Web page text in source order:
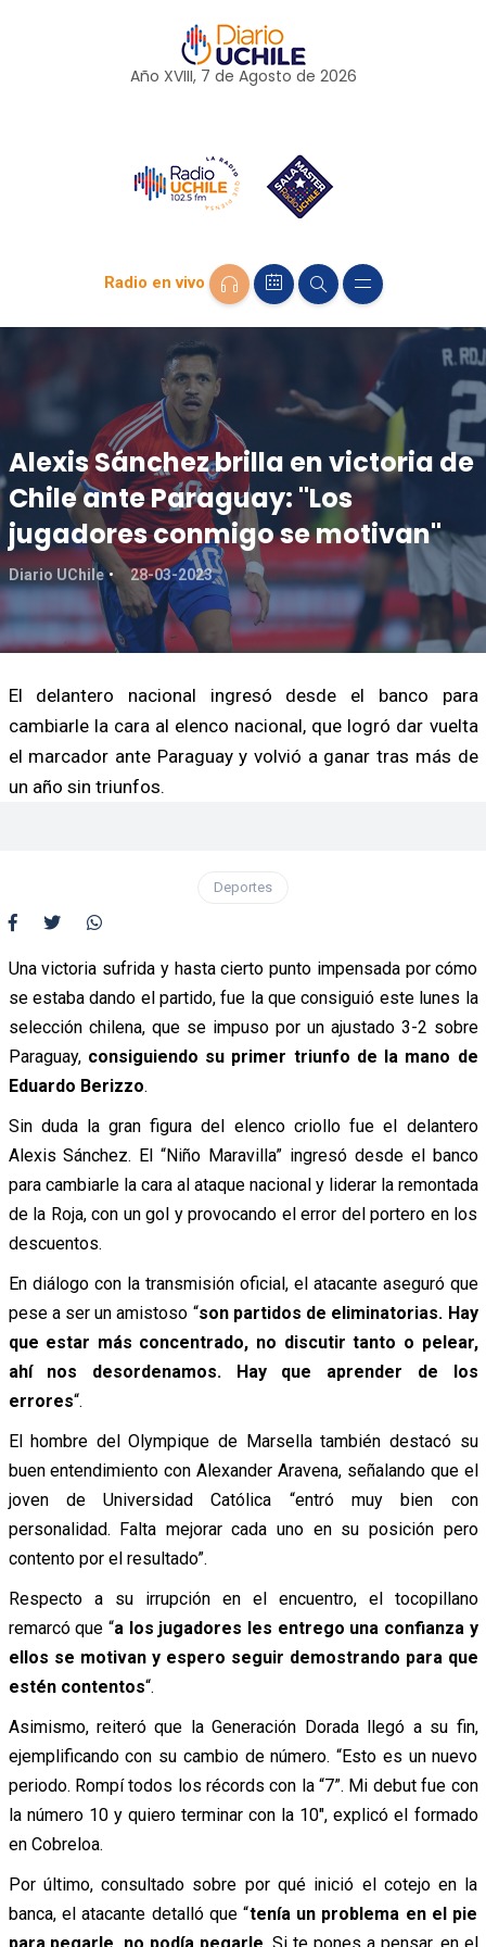
Año XVIII, 7 de Agosto de 2026
Radio en vivo
Alexis Sánchez brilla en victoria de
Chile ante Paraguay: "Los
jugadores conmigo se motivan"
Diario UChile 28-03-2023
El delantero nacional ingresó desde el banco para
cambiarle la cara al elenco nacional, que logró dar vuelta
el marcador ante Paraguay y volvió a ganar tras más de
un año sin triunfos.
Deportes
Una victoria sufrida y hasta cierto punto impensada por cómo
se estaba dando el partido, fue la que consiguió este lunes la
selección chilena, que se impuso por un ajustado 3-2 sobre
Paraguay, consiguiendo su primer triunfo de la mano de
Eduardo Berizzo.
Sin duda la gran figura del elenco criollo fue el delantero
Alexis Sánchez. El “Niño Maravilla” ingresó desde el banco
para cambiarle la cara al ataque nacional y liderar la remontada
de la Roja, con un gol y provocando el error del portero en los
descuentos.
En diálogo con la transmisión oficial, el atacante aseguró que
pese a ser un amistoso “son partidos de eliminatorias. Hay
que estar más concentrado, no discutir tanto o pelear,
ahí nos desordenamos. Hay que aprender de los
errores“.
El hombre del Olympique de Marsella también destacó su
buen entendimiento con Alexander Aravena, señalando que el
joven de Universidad Católica “entró muy bien con
personalidad. Falta mejorar cada uno en su posición pero
contento por el resultado”.
Respecto a su irrupción en el encuentro, el tocopillano
remarcó que “a los jugadores les entrego una confianza y
ellos se motivan y espero seguir demostrando para que
estén contentos“.
Asimismo, reiteró que la Generación Dorada llegó a su fin,
ejemplificando con su cambio de número. “Esto es un nuevo
periodo. Rompí todos los récords con la “7”. Mi debut fue con
la número 10 y quiero terminar con la 10″, explicó el formado
en Cobreloa.
Por último, consultado sobre por qué inició el cotejo en la
banca, el atacante detalló que “tenía un problema en el pie
para pegarle, no podía pegarle . Si te pones a pensar, en el